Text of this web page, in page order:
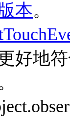
本。
好地